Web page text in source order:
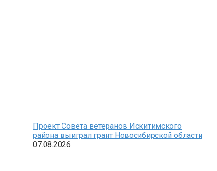
Проект Совета ветеранов Искитимского
района выиграл грант Новосибирской области
07.08.2026